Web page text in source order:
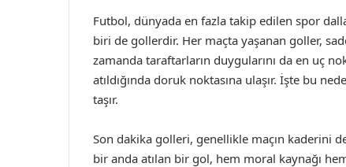
Futbol, dünyada en fazla takip edilen spor
biri de gollerdir. Her maçta yaşanan goller,
zamanda taraftarların duygularını da en uç
atıldığında doruk noktasına ulaşır. İşte bu
taşır.
Son dakika golleri, genellikle maçın kaderini
bir anda atılan bir gol, hem moral kaynağı